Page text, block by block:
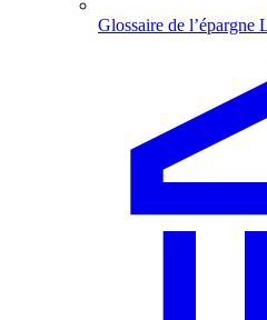
Glossaire de l’épargne